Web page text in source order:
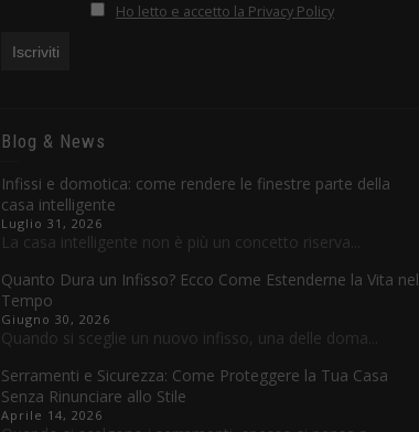
Ho letto e accetto la Privacy Policy
Blog & News
Infissi e domotica: come rendere le finestre parte della
casa intelligente
Luglio 31, 2026
La casa intelligente non è più un concetto riserva...
Quanto Dura un Infisso? Ecco Come Estenderne la Vita nel
Tempo
Giugno 30, 2026
Quando si sceglie un nuovo infisso, una delle doma...
Serramenti e Sicurezza: Come Proteggere la Tua Casa
Senza Rinunciare allo Stile
Aprile 14, 2026